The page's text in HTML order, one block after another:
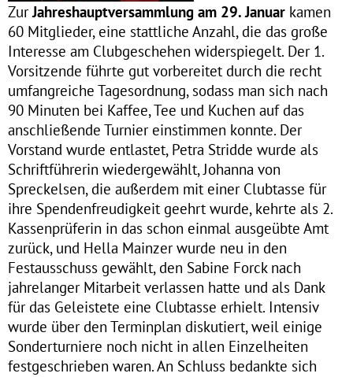
ZurJahreshauptversammlung am 29. Januar kamen
60 Mitglieder, eine stattliche Anzahl, die das große
Interesse am Clubgeschehen widerspiegelt. Der 1.
Vorsitzende führte gut vorbereitet durch die recht
umfangreiche Tagesordnung, sodass man sich nach
90 Minuten bei Kaffee, Tee und Kuchen auf das
anschließende Turnier einstimmen konnte. Der
Vorstand wurde entlastet, Petra Stridde wurde als
Schriftführerin wiedergewählt, Johanna von
Spreckelsen, die außerdem mit einer Clubtasse für
ihre Spendenfreudigkeit geehrt wurde, kehrte als 2.
Kassenprüferin in das schon einmal ausgeübte Amt
zurück, und Hella Mainzer wurde neu in den
Festausschuss gewählt, den Sabine Forck nach
jahrelanger Mitarbeit verlassen hatte und als Dank
für das Geleistete eine Clubtasse erhielt. Intensiv
wurde über den Terminplan diskutiert, weil einige
Sonderturniere noch nicht in allen Einzelheiten
festgeschrieben waren. An Schluss bedankte sich